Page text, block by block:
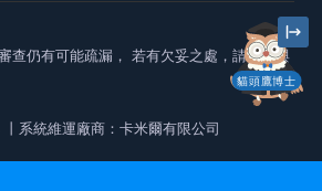
貓頭鷹博士
查仍有可能疏漏， 若有欠妥之處，請隨時與
丨系統維運廠商：卡米爾有限公司